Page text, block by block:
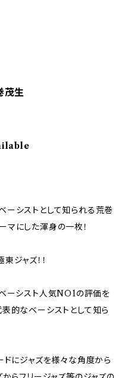
生
ーシストとして知られる荒巻
マにした渾身の一枚！
ジャズ！！
ーシスト人気NO1の評価を
的なベーシストとして知ら
ドにジャズを様々な角度から